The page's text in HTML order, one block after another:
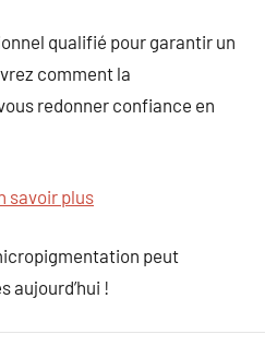
qualifié pour garantir un
comment la
redonner confiance en
savoir plus
peut
aujourd’hui !